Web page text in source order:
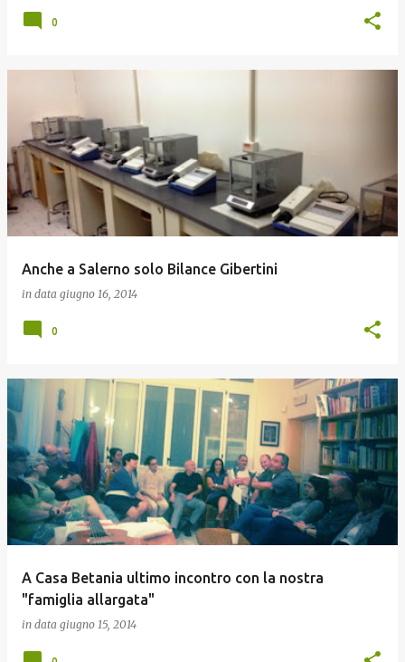
0
Anche a Salerno solo Bilance Gibertini
in data giugno 16, 2014
0
A Casa Betania ultimo incontro con la nostra
"famiglia allargata"
in data giugno 15, 2014